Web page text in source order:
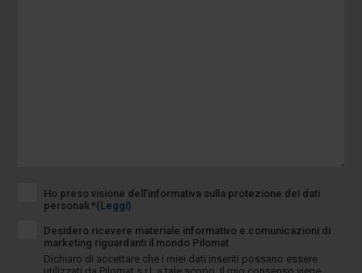
Ho preso visione dell’informativa sulla protezione dei dati
personali *(Leggi)
Desidero ricevere materiale informativo e comunicazioni di
marketing riguardanti il mondo Pilomat
Dichiaro di accettare che i miei dati inseriti possano essere